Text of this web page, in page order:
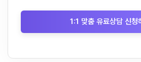
1:1 맞춤 유료상담 신청